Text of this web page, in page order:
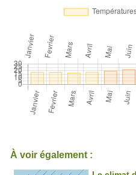
À voir également :